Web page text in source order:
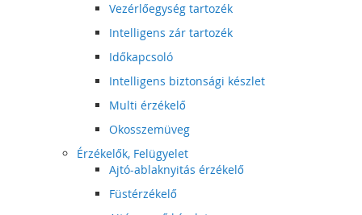
Vezérlőegység tartozék
Intelligens zár tartozék
Időkapcsoló
Intelligens biztonsági készlet
Multi érzékelő
Okosszemüveg
Érzékelők, Felügyelet
Ajtó-ablaknyitás érzékelő
Füstérzékelő